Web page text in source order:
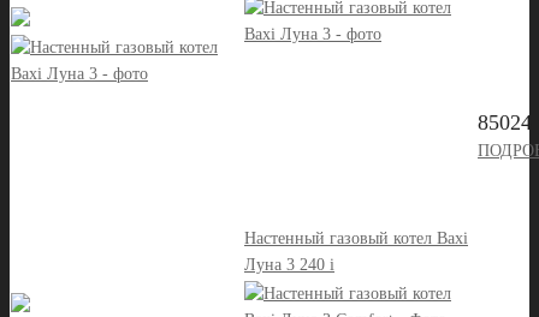
Настенный газовый котел Baxi
Луна 3 240 i
85024